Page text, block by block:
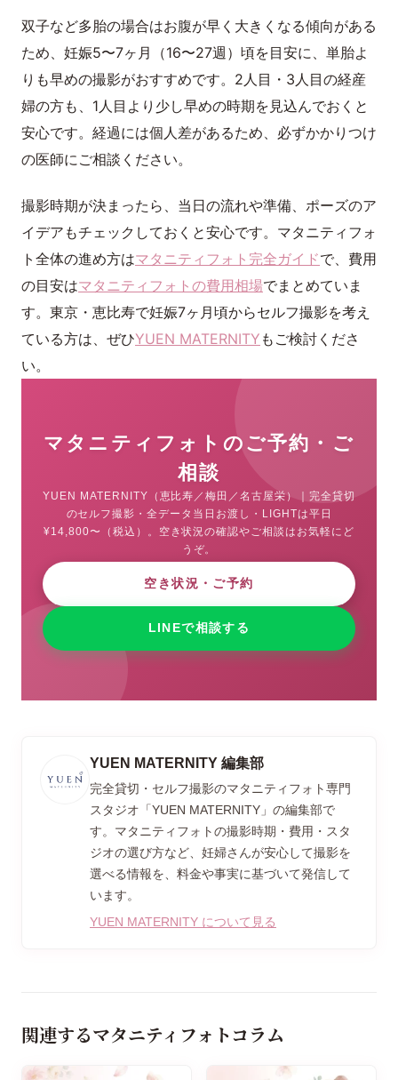
双子など多胎の場合はお腹が早く大きくなる傾向がある
ため、妊娠5〜7ヶ月（16〜27週）頃を目安に、単胎よ
りも早めの撮影がおすすめです。2人目・3人目の経産
婦の方も、1人目より少し早めの時期を見込んでおくと
安心です。経過には個人差があるため、必ずかかりつけ
の医師にご相談ください。
撮影時期が決まったら、当日の流れや準備、ポーズのア
イデアもチェックしておくと安心です。マタニティフォ
ト全体の進め方はマタニティフォト完全ガイドで、費用
の目安はマタニティフォトの費用相場でまとめていま
す。東京・恵比寿で妊娠7ヶ月頃からセルフ撮影を考え
ている方は、ぜひYUEN MATERNITY もご検討くださ
い。
マタニティフォトのご予約・ご
相談
YUEN MATERNITY（恵比寿／梅田／名古屋栄）｜完全貸切
のセルフ撮影・全データ当日お渡し・LIGHTは平日
¥14,800〜（税込）。空き状況の確認やご相談はお気軽にど
うぞ。
空き状況・ご予約
LINEで相談する
YUEN MATERNITY 編集部
完全貸切・セルフ撮影のマタニティフォト専門
スタジオ「YUEN MATERNITY」の編集部で
す。マタニティフォトの撮影時期・費用・スタ
ジオの選び方など、妊婦さんが安心して撮影を
選べる情報を、料金や事実に基づいて発信して
います。
YUEN MATERNITY について見る
関連するマタニティフォトコラム